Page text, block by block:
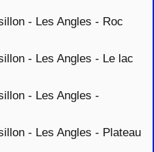
- Les Angles - Roc
- Les Angles - Le lac
- Les Angles -
- Les Angles - Plateau